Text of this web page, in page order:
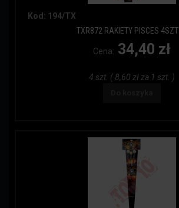
Kod: 194/TX
TXR872 RAKIETY PISCES 4SZT
Cena: 34,40 zł
4 szt. ( 8,60 zł za 1 szt. )